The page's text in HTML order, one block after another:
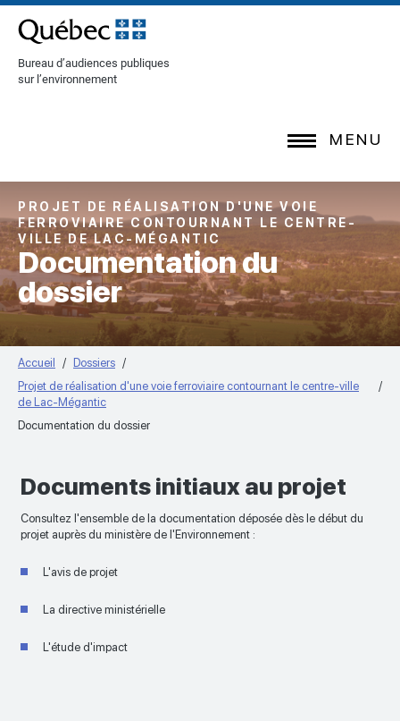
[Common.SkipToContent]
Bureau d’audiences publiques
sur l’environnement
MENU
PROJET DE RÉALISATION D'UNE VOIE
FERROVIAIRE CONTOURNANT LE CENTRE-
VILLE DE LAC-MÉGANTIC
Documentation du
dossier
Accueil
Dossiers
Projet de réalisation d'une voie ferroviaire contournant le centre-ville
de Lac-Mégantic
Documentation du dossier
Documents initiaux au projet
Consultez l'ensemble de la documentation déposée dès le début du
projet auprès du ministère de l'Environnement :
L'avis de projet
La directive ministérielle
L'étude d'impact